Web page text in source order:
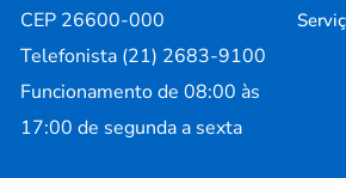
CEP 26600-000
Telefonista (21) 2683-9100
Funcionamento de 08:00 às
17:00 de segunda a sexta